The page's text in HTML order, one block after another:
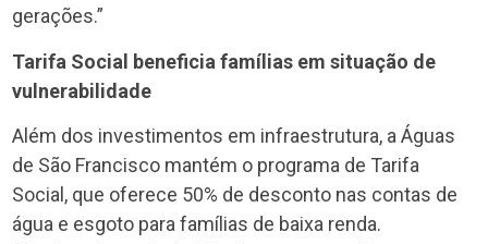
gerações.”
Tarifa Social beneficia famílias em situação de
vulnerabilidade
Além dos investimentos em infraestrutura, a Águas
de São Francisco mantém o programa de Tarifa
Social, que oferece 50% de desconto nas contas de
água e esgoto para famílias de baixa renda.